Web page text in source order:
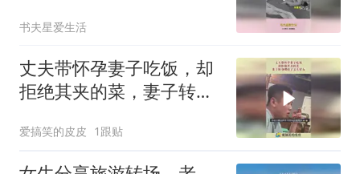
书夫星爱生活
丈夫带怀孕妻子吃饭，却
拒绝其夹的菜，妻子转身
爱搞笑的皮皮 1跟贴